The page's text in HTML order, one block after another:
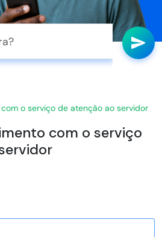
o serviço de atenção ao servidor
com o serviço